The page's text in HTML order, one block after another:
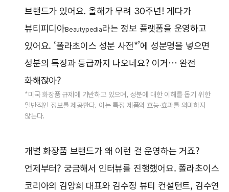
브랜드가 있어요. 올해가 무려 30주년! 게다가
뷰티피디아Beautypedia라는 정보 플랫폼을 운영하고
있어요. ‘폴라초이스 성분 사전*’에 성분명을 넣으면
성분의 특징과 등급까지 나오네요? 이거… 완전
화해잖아?
*미국 화장품 규제에 기반하고 있으며, 성분에 대한 이해를 돕기 위한
일반적인 정보를 제공한다. 이는 특정 제품의 효능·효과를 의미하지
않는다.
개별 화장품 브랜드가 왜 이런 걸 운영하는 거죠?
언제부터? 궁금해서 인터뷰를 진행했어요. 폴라초이스
코리아의 김양희 대표와 김수정 뷰티 컨설턴트, 김수연